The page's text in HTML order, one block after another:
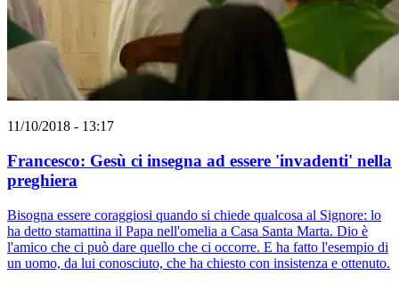
11/10/2018 - 13:17
Francesco: Gesù ci insegna ad essere 'invadenti' nella
preghiera
Bisogna essere coraggiosi quando si chiede qualcosa al Signore: lo
ha detto stamattina il Papa nell'omelia a Casa Santa Marta. Dio è
l'amico che ci può dare quello che ci occorre. E ha fatto l'esempio di
un uomo, da lui conosciuto, che ha chiesto con insistenza e ottenuto.